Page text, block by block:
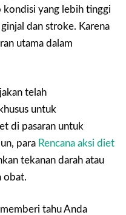
yang lebih tinggi
dan stroke. Karena
utama dalam
telah
untuk
di pasaran untuk
para Rencana aksi diet
tekanan darah atau
obat.
tahu Anda